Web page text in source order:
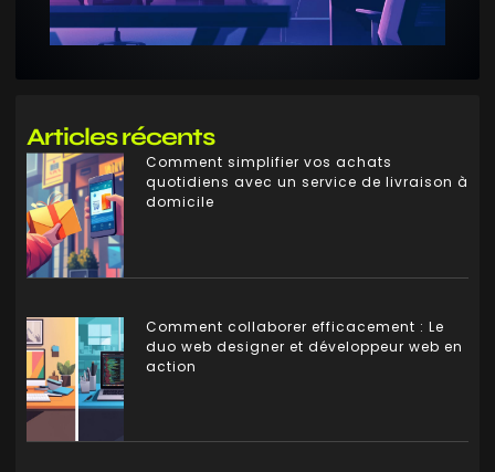
Articles récents
Comment simplifier vos achats
quotidiens avec un service de livraison à
domicile
Comment collaborer efficacement : Le
duo web designer et développeur web en
action